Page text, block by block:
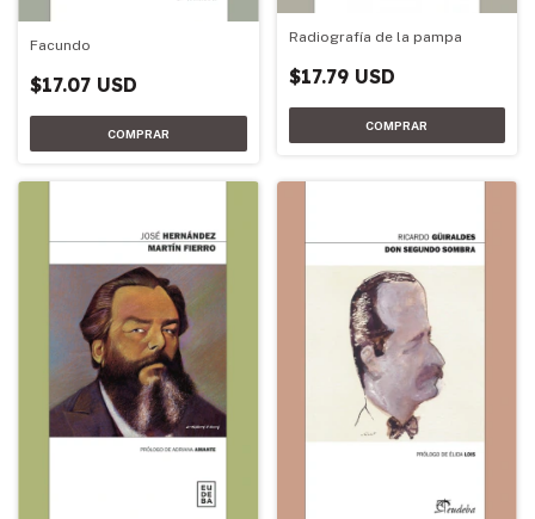
Facundo
$17.07 USD
Radiografía de la pampa
$17.79 USD